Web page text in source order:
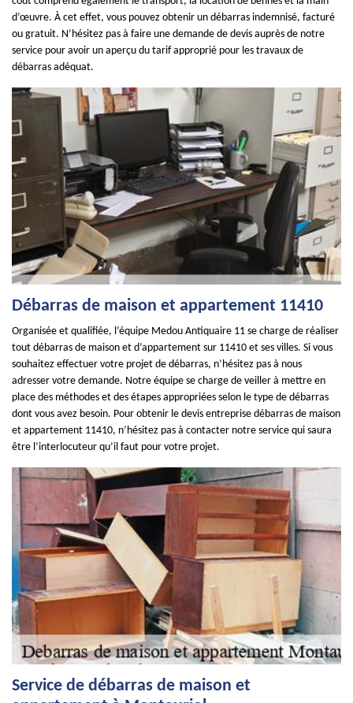
d’œuvre. À cet effet, vous pouvez obtenir un débarras indemnisé, facturé
ou gratuit. N’hésitez pas à faire une demande de devis auprès de notre
service pour avoir un aperçu du tarif approprié pour les travaux de
débarras adéquat.
Débarras de maison et appartement 11410
Organisée et qualifiée, l’équipe Medou Antiquaire 11 se charge de réaliser
tout débarras de maison et d’appartement sur 11410 et ses villes. Si vous
souhaitez effectuer votre projet de débarras, n’hésitez pas à nous
adresser votre demande. Notre équipe se charge de veiller à mettre en
place des méthodes et des étapes appropriées selon le type de débarras
dont vous avez besoin. Pour obtenir le devis entreprise débarras de maison
et appartement 11410, n’hésitez pas à contacter notre service qui saura
être l’interlocuteur qu’il faut pour votre projet.
Service de débarras de maison et